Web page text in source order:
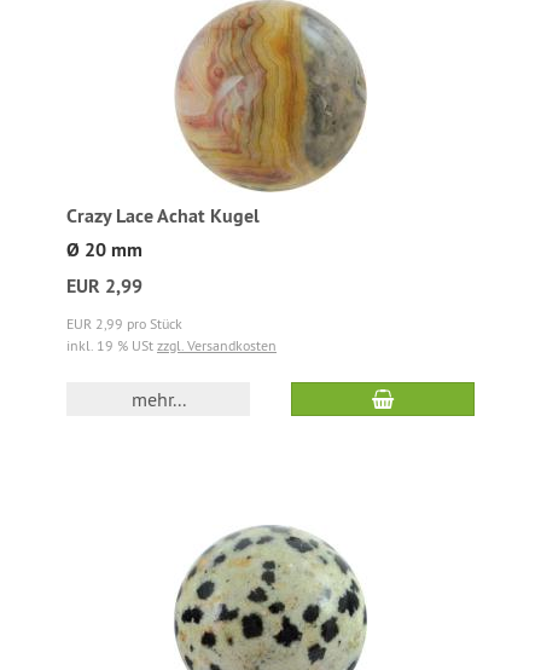
Crazy Lace Achat Kugel
Ø 20 mm
EUR 2,99
EUR 2,99 pro Stück
inkl. 19 % USt zzgl. Versandkosten
mehr...